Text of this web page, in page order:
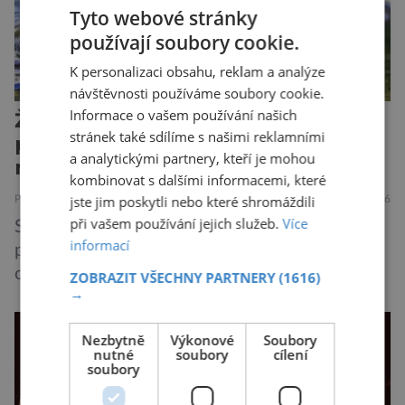
Žáby mohou poskytnout
protilátku proti smrtelné otravě
měkkýši
PŘÍRODA ZAJÍMAVOSTI 7.8.2026
Saxitoxin je nervově paralytický jed,
pocházející z řas, sinic a jiných vodních
organismů. Nacházet se však může i v lidmi
konzumovaných mlžích, jako jsou ústřice nebo
slávky. K příznakům otravy patří paralýza
dýchacích cest, dojít však může až k udušení.
Dosud proti tomuto jedu neexistovala
protilátka, nyní ji zřejmě vědci objevili, ovšem
Tyto webové stránky
používají soubory cookie.
K personalizaci obsahu, reklam a analýze
návštěvnosti používáme soubory cookie.
Informace o vašem používání našich
stránek také sdílíme s našimi reklamními
a analytickými partnery, kteří je mohou
kombinovat s dalšími informacemi, které
jste jim poskytli nebo které shromáždili
při vašem používání jejich služeb.Více
informací
ZOBRAZIT VŠECHNY PARTNERY(1616)
→
Nezbytně
nutné
soubory
Výkonové
soubory
Soubory
cílení